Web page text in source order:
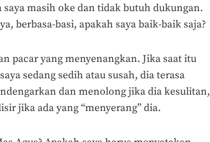
masih oke dan tidak butuh dukungan.
berbasa-basi, apakah saya baik-baik saja?
pacar yang menyenangkan. Jika saat itu
sedang sedih atau susah, dia terasa
dan menolong jika dia kesulitan,
jika ada yang “menyerang” dia.